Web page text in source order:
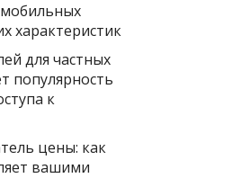
характеристик
для частных
популярность
к
цены: как
вашими